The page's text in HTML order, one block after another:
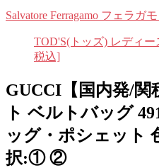
Salvatore Ferragamo フェラガ
TOD'S(トッズ) レディ
税込]
GUCCI【国内発/関
ト ベルトバッグ
ッグ・ポシェット
択:① ②